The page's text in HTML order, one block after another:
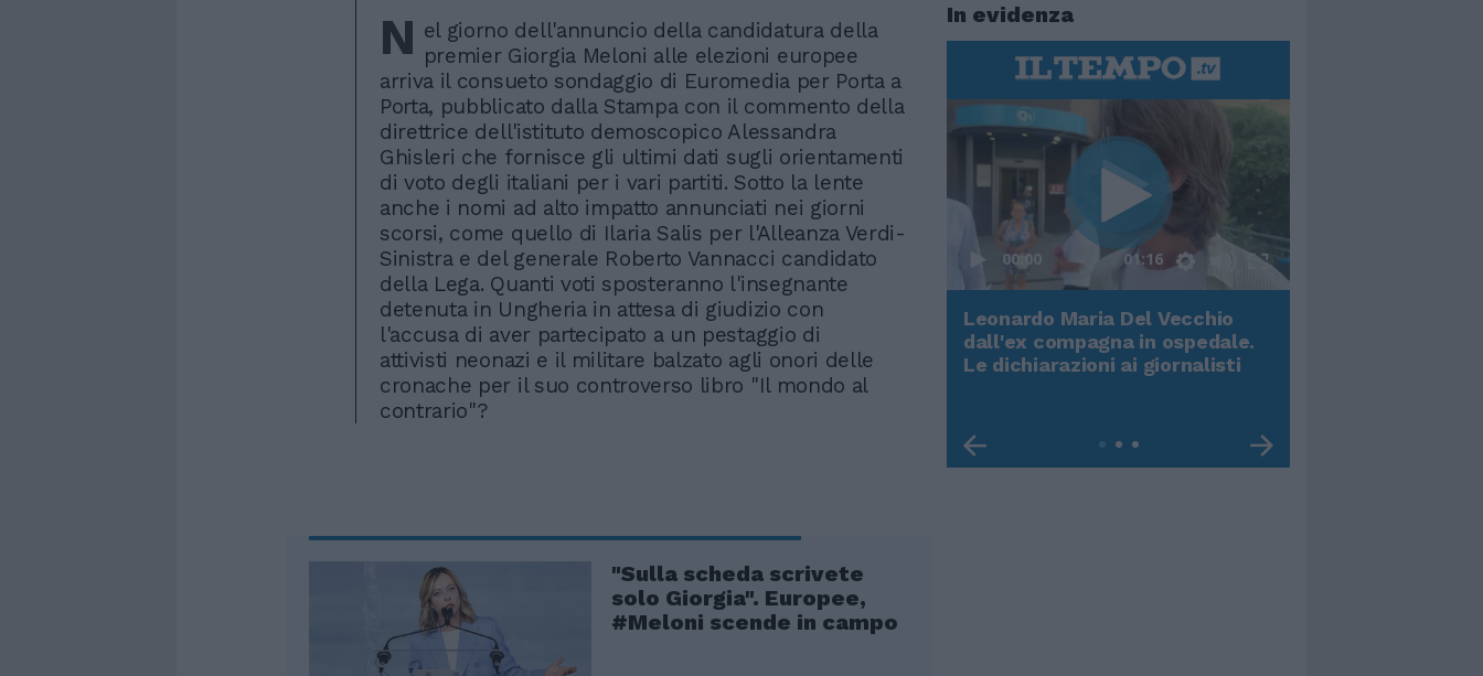
N el giorno dell'annuncio della candidatura della
premier Giorgia Meloni alle elezioni europee
arriva il consueto sondaggio di Euromedia per Porta a
Porta, pubblicato dalla Stampa con il commento della
direttrice dell'istituto demoscopico Alessandra
Ghisleri che fornisce gli ultimi dati sugli orientamenti
di voto degli italiani per i vari partiti. Sotto la lente
anche i nomi ad alto impatto annunciati nei giorni
scorsi, come quello di Ilaria Salis per l'Alleanza Verdi-
Sinistra e del generale Roberto Vannacci candidato
della Lega. Quanti voti sposteranno l'insegnante
detenuta in Ungheria in attesa di giudizio con
l'accusa di aver partecipato a un pestaggio di
attivisti neonazi e il militare balzato agli onori delle
cronache per il suo controverso libro "Il mondo al
contrario"?
"Sulla scheda scrivete
solo Giorgia". Europee,
#Meloni scende in campo
In evidenza
Rudy Giuliani a Come States?
Trump, Meloni e la strategia
00:00 01:16
Leonardo Maria Del Vecchio
dall'ex compagna in ospedale.
Le dichiarazioni ai giornalisti